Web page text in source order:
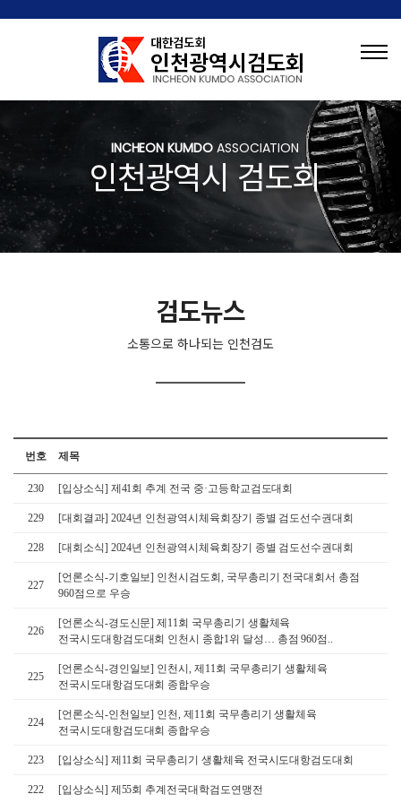
INCHEON KUMDOASSOCIATION
인천광역시 검도회
검도뉴스
소통으로 하나되는 인천검도
번호 제목
230 [입상소식] 제41회 추계 전국 중·고등학교검도대회
229 [대회결과] 2024년 인천광역시체육회장기 종별 검도선수권대회
228 [대회소식] 2024년 인천광역시체육회장기 종별 검도선수권대회
227
[언론소식-기호일보] 인천시검도회, 국무총리기 전국대회서 총점
960점으로 우승
226
[언론소식-경도신문] 제11회 국무총리기 생활체육
전국시도대항검도대회 인천시 종합1위 달성… 총점 960점..
225
[언론소식-경인일보] 인천시, 제11회 국무총리기 생활체육
전국시도대항검도대회 종합우승
224
[언론소식-인천일보] 인천, 제11회 국무총리기 생활체육
전국시도대항검도대회 종합우승
223 [입상소식] 제11회 국무총리기 생활체육 전국시도대항검도대회
222 [입상소식] 제55회 추계전국대학검도연맹전